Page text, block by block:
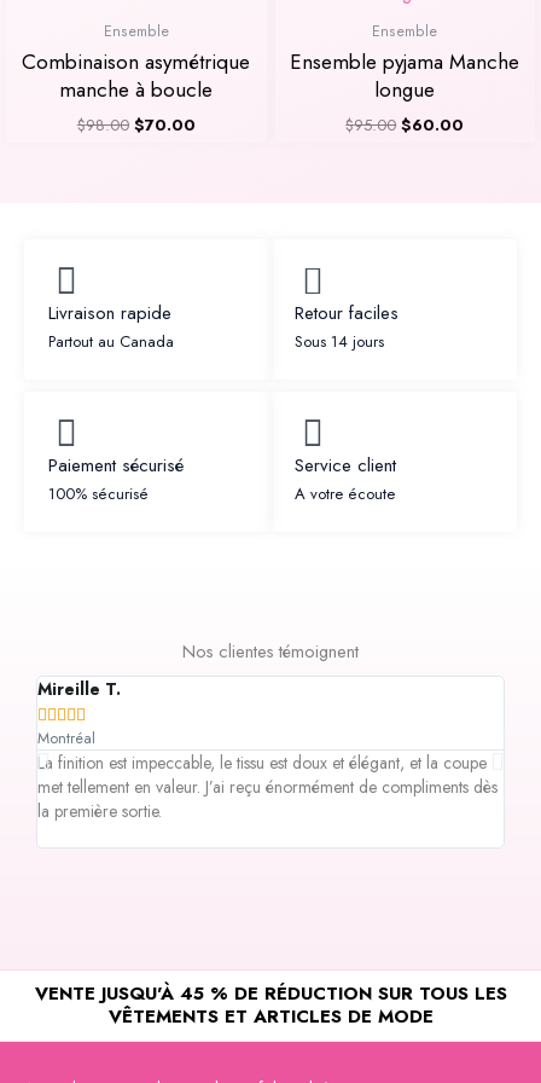
Ensemble
Combinaison asymétrique
manche à boucle
$98.00
était :
$98.00.
$70.00
Ensemble
Ensemble pyjama Manche
longue
$95.00
était :
$95.00.
$60.00
Livraison rapide
Partout au Canada
Retour faciles
Sous 14 jours
Paiement sécurisé
100% sécurisé
Service client
A votre écoute
Nos clientes témoignent
Mireille T.

Montréal
La finition est impeccable, le tissu est doux et élégant, et la coupe
met tellement en valeur. J’ai reçu énormément de compliments dès
la première sortie.
VENTE JUSQU'À 45 % DE RÉDUCTION SUR TOUS LES
VÊTEMENTS ET ARTICLES DE MODE